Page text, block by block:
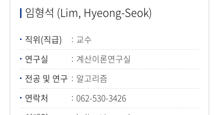
임형석 (Lim, Hyeong-Seok)
직위(직급)
교수
연구실
계산이론연구실
전공 및 연구
알고리즘
연락처
062-530-3426